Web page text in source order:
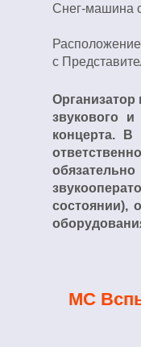
Снег-машина
с
Организатор
звукового
концерта.
состоянии),
МС